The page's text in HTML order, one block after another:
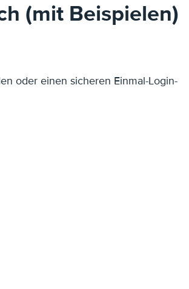
(mit Beispielen)
oder einen sicheren Einmal-Login-